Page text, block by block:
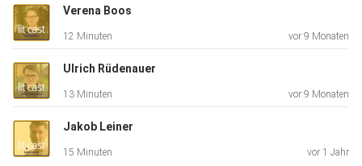
Verena Boos
12 Minuten vor 9 Monaten
Ulrich Rüdenauer
13 Minuten vor 9 Monaten
Jakob Leiner
15 Minuten vor 1 Jahr